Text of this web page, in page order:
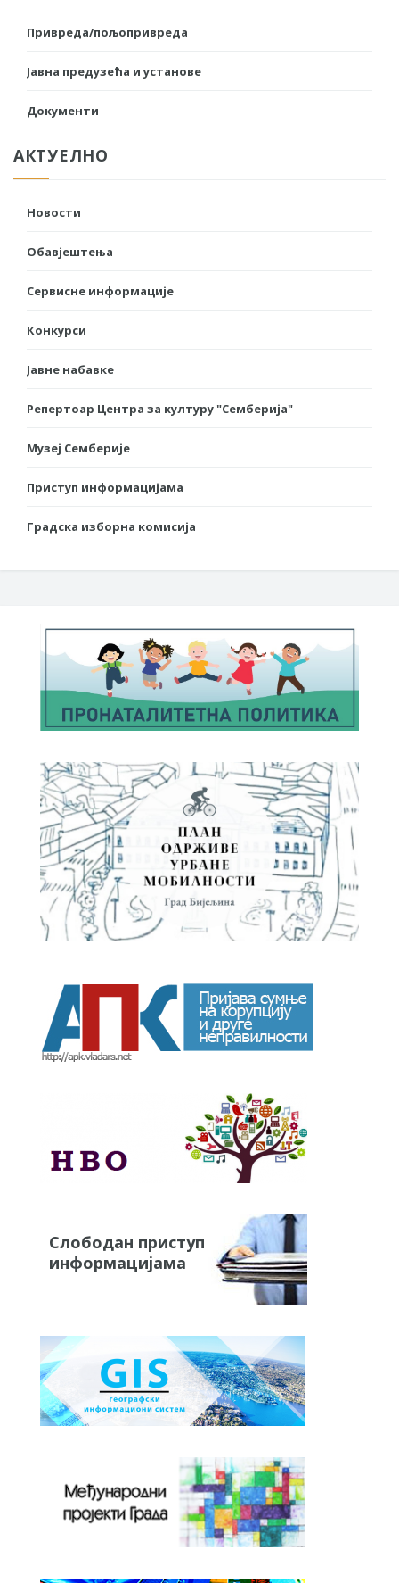
Привреда/пољопривреда
Јавна предузећа и установе
Документи
АКТУЕЛНО
Новости
Обавјештења
Сервисне информације
Конкурси
Јавне набавке
Репертоар Центра за културу "Семберија"
Музеј Семберије
Приступ информацијама
Градска изборна комисија
Слободан приступ
информацијама